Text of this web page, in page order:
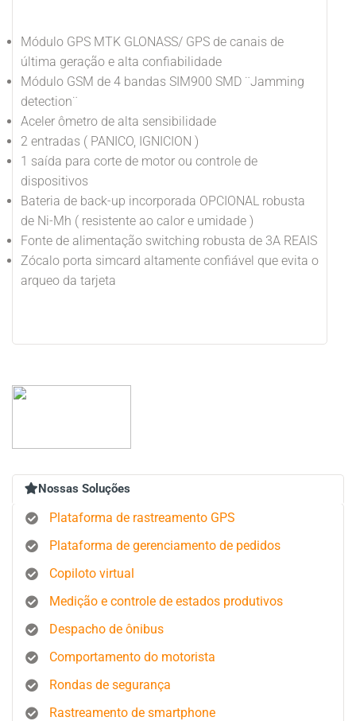
Módulo GPS MTK GLONASS/ GPS de canais de
última geração e alta confiabilidade
Módulo GSM de 4 bandas SIM900 SMD ¨Jamming
detection¨
Aceler ômetro de alta sensibilidade
2 entradas ( PANICO, IGNICION )
1 saída para corte de motor ou controle de
dispositivos
Bateria de back-up incorporada OPCIONAL robusta
de Ni-Mh ( resistente ao calor e umidade )
Fonte de alimentação switching robusta de 3A REAIS
Zócalo porta simcard altamente confiável que evita o
arqueo da tarjeta
Nossas Soluções
Plataforma de rastreamento GPS
Plataforma de gerenciamento de pedidos
Copiloto virtual
Medição e controle de estados produtivos
Despacho de ônibus
Comportamento do motorista
Rondas de segurança
Rastreamento de smartphone